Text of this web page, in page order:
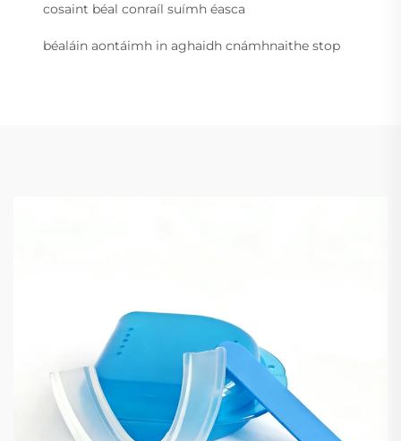
cosaint béal conraíl suímh éasca
béaláin aontáimh in aghaidh cnámhnaithe stop